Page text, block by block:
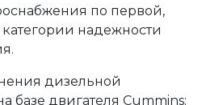
по первой,
надежности
дизельной
базе двигателя Cummins: